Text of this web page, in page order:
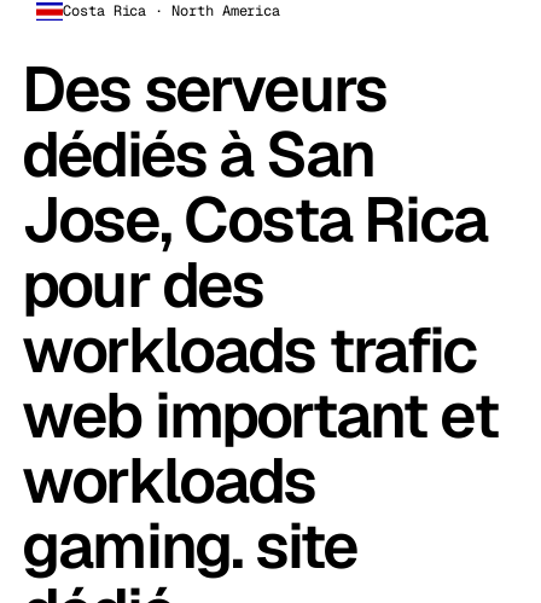
Costa Rica · North America
Des serveurs
dédiés à San
Jose, Costa Rica
pour des
workloads trafic
web important et
workloads
gaming. site